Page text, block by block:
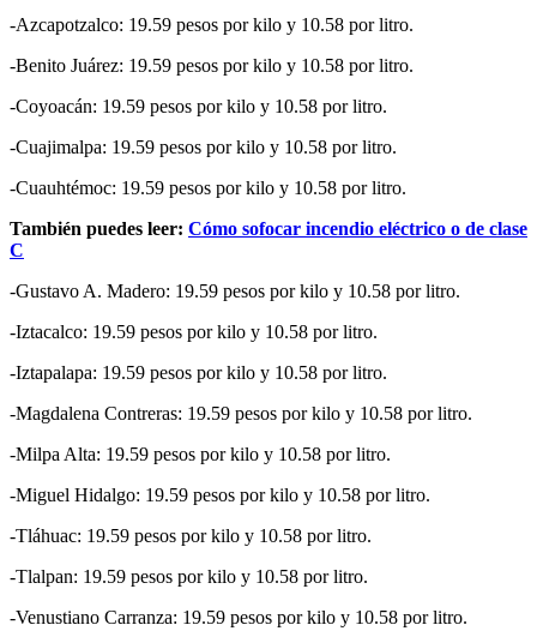
-Azcapotzalco: 19.59 pesos por kilo y 10.58 por litro.
-Benito Juárez: 19.59 pesos por kilo y 10.58 por litro.
-Coyoacán: 19.59 pesos por kilo y 10.58 por litro.
-Cuajimalpa: 19.59 pesos por kilo y 10.58 por litro.
-Cuauhtémoc: 19.59 pesos por kilo y 10.58 por litro.
También puedes leer: Cómo sofocar incendio eléctrico o de clase
C
-Gustavo A. Madero: 19.59 pesos por kilo y 10.58 por litro.
-Iztacalco: 19.59 pesos por kilo y 10.58 por litro.
-Iztapalapa: 19.59 pesos por kilo y 10.58 por litro.
-Magdalena Contreras: 19.59 pesos por kilo y 10.58 por litro.
-Milpa Alta: 19.59 pesos por kilo y 10.58 por litro.
-Miguel Hidalgo: 19.59 pesos por kilo y 10.58 por litro.
-Tláhuac: 19.59 pesos por kilo y 10.58 por litro.
-Tlalpan: 19.59 pesos por kilo y 10.58 por litro.
-Venustiano Carranza: 19.59 pesos por kilo y 10.58 por litro.